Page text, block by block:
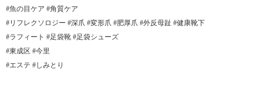
#魚の目ケア #角質ケア
#リフレクソロジー #深爪 #変形爪 #肥厚爪 #外反母趾 #健康靴下
#ラフィート #足袋靴 #足袋シューズ
#東成区 #今里
#エステ #しみとり